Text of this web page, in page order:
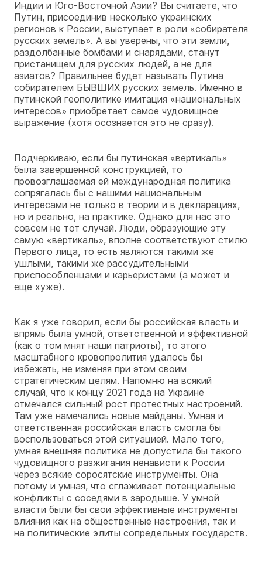
Индии и Юго-Восточной Азии? Вы считаете, что
Путин, присоединив несколько украинских
регионов к России, выступает в роли «собирателя
русских земель». А вы уверены, что эти земли,
раздолбанные бомбами и снарядами, станут
пристанищем для русских людей, а не для
азиатов? Правильнее будет называть Путина
собирателем БЫВШИХ русских земель. Именно в
путинской геополитике имитация «национальных
интересов» приобретает самое чудовищное
выражение (хотя осознается это не сразу).
Подчеркиваю, если бы путинская «вертикаль»
была завершенной конструкцией, то
провозглашаемая ей международная политика
сопрягалась бы с нашими национальным
интересами не только в теории и в декларациях,
но и реально, на практике. Однако для нас это
совсем не тот случай. Люди, образующие эту
самую «вертикаль», вполне соответствуют стилю
Первого лица, то есть являются такими же
ушлыми, такими же рассудительными
приспособленцами и карьеристами (а может и
еще хуже).
Как я уже говорил, если бы российская власть и
впрямь была умной, ответственной и эффективной
(как о том мнят наши патриоты), то этого
масштабного кровопролития удалось бы
избежать, не изменяя при этом своим
стратегическим целям. Напомню на всякий
случай, что к концу 2021 года на Украине
отмечался сильный рост протестных настроений.
Там уже намечались новые майданы. Умная и
ответственная российская власть смогла бы
воспользоваться этой ситуацией. Мало того,
умная внешняя политика не допустила бы такого
чудовищного разжигания ненависти к России
через всякие соросятские инструменты. Она
потому и умная, что сглаживает потенциальные
конфликты с соседями в зародыше. У умной
власти были бы свои эффективные инструменты
влияния как на общественные настроения, так и
на политические элиты сопредельных государств.